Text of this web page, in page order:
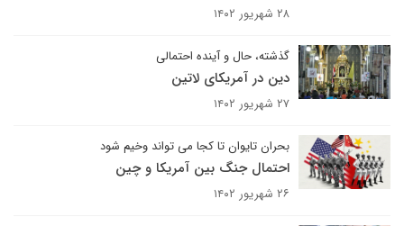
۲۸ شهریور ۱۴۰۲
گذشته، حال و آینده احتمالی
دین در آمریکای لاتین
۲۷ شهریور ۱۴۰۲
بحران تایوان تا کجا می تواند وخیم شود
احتمال جنگ بین آمریکا و چین
۲۶ شهریور ۱۴۰۲